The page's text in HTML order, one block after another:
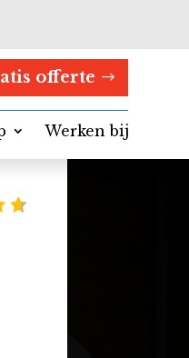
offerte
Werken bij